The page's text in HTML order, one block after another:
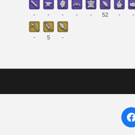
- - - - - 52 - -
- 5 -